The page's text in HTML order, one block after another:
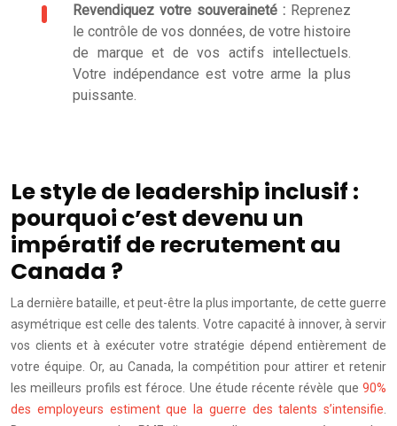
Revendiquez votre souveraineté : Reprenez
le contrôle de vos données, de votre histoire
de marque et de vos actifs intellectuels.
Votre indépendance est votre arme la plus
puissante.
Le style de leadership inclusif :
pourquoi c’est devenu un
impératif de recrutement au
Canada ?
La dernière bataille, et peut-être la plus importante, de cette guerre
asymétrique est celle des talents. Votre capacité à innover, à servir
vos clients et à exécuter votre stratégie dépend entièrement de
votre équipe. Or, au Canada, la compétition pour attirer et retenir
les meilleurs profils est féroce. Une étude récente révèle que 90%
des employeurs estiment que la guerre des talents s’intensifie.